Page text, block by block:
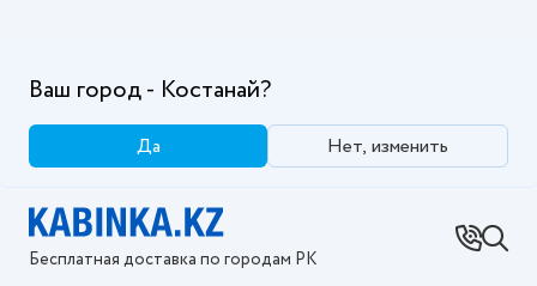
Ваш город - Костанай?
Да Нет, изменить
Бесплатная доставка по городам РК